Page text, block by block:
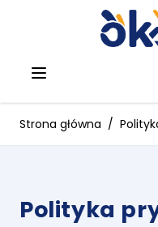
Przejdź do treści
Strona główna /
Polityka